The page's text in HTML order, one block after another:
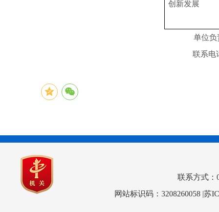
创新发展
单位
联系
联系方式：
网站标识码：3208260058 |苏